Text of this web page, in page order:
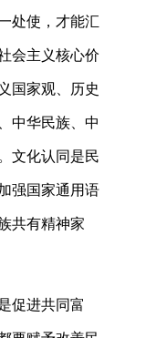
处使，才能汇
会主义核心价
国家观、历史
中华民族、中
文化认同是民
强国家通用语
共有精神家
促进共同富